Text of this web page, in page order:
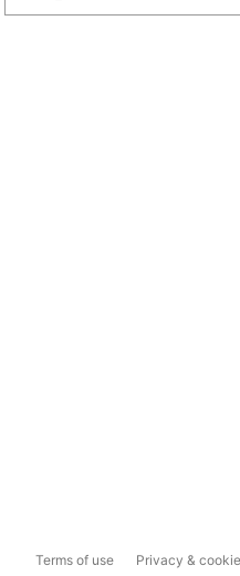
Terms of use Privacy &